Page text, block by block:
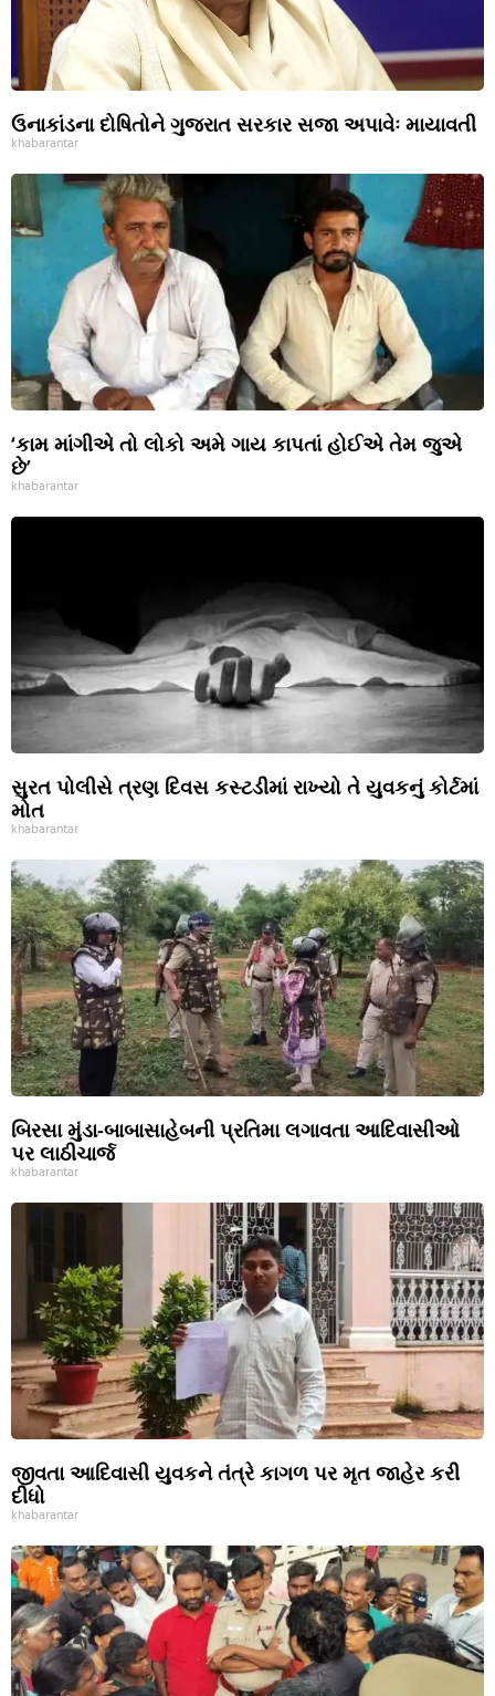
ઉનાકાંડના દોષિતોને ગુજરાત સરકાર સજા અપાવેઃ માયાવતી
khabarantar
‘કામ માંગીએ તો લોકો અમે ગાય કાપતાં હોઈએ તેમ જુએ
છે’
khabarantar
સુરત પોલીસે ત્રણ દિવસ કસ્ટડીમાં રાખ્યો તે યુવકનું કોર્ટમાં
મોત
khabarantar
બિરસા મુંડા-બાબાસાહેબની પ્રતિમા લગાવતા આદિવાસીઓ
પર લાઠીચાર્જ
khabarantar
જીવતા આદિવાસી યુવકને તંત્રે કાગળ પર મૃત જાહેર કરી
દીધો
khabarantar